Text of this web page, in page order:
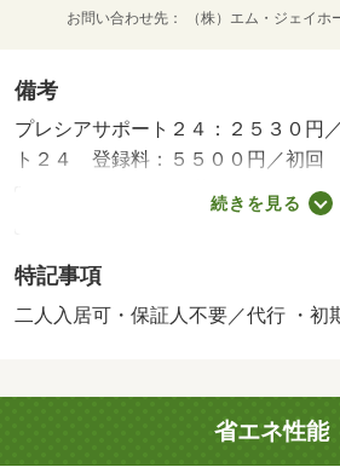
お問い合わせ先 （株）エム・ジェイ
備考
プレシアサポート２４：２５３０円
ト２４ 登録料：５５００円／
有 ２ヵ月（１年未満） １ヵ月（１
賃貸保証等：加入要（オリコフォレ
円※自社プラン）・鍵交換代：あり３
料駐車場付き戸建賃貸でファミリー
続きを見る
特記事項
二人入居可・保証人不要／代行 ・初
省エネ性能